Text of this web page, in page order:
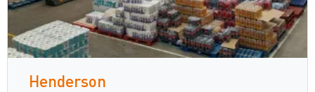
Henderson